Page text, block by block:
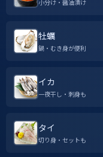
小分け・醤油漬け
牡蠣
鍋・むき身が便利
イカ
一夜干し・刺身も
タイ
切り身・セットも